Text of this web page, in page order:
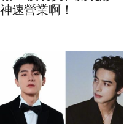
速營業啊！